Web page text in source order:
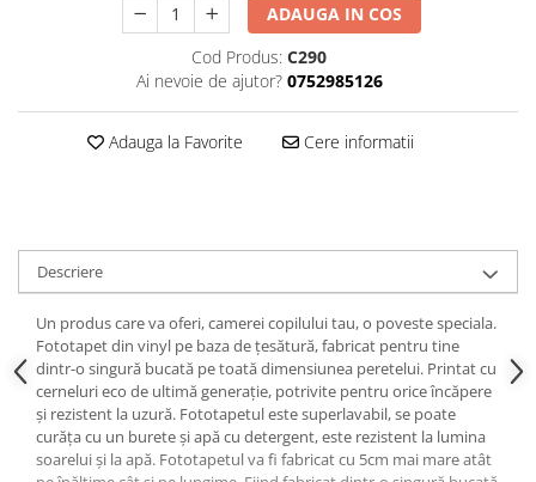
ADAUGA IN COS
Cod Produs: C290
Ai nevoie de ajutor? 0752985126
Adauga la Favorite Cere informatii
Descriere
Un produs care va oferi, camerei copilului tau, o poveste speciala.
Fototapet din vinyl pe baza de țesătură, fabricat pentru tine
dintr-o singură bucată pe toată dimensiunea peretelui. Printat cu
cerneluri eco de ultimă generație, potrivite pentru orice încăpere
și rezistent la uzură. Fototapetul este superlavabil, se poate
curăța cu un burete și apă cu detergent, este rezistent la lumina
soarelui și la apă. Fototapetul va fi fabricat cu 5cm mai mare atât